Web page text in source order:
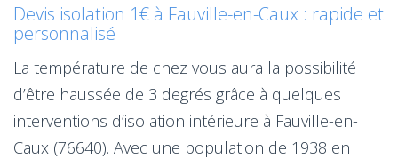
Devis isolation 1€ à Fauville-en-Caux : rapide et
personnalisé
La température de chez vous aura la possibilité
d’être haussée de 3 degrés grâce à quelques
interventions d’isolation intérieure à Fauville-en-
Caux (76640). Avec une population de 1938 en